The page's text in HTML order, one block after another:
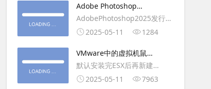
AutoCAD_2025.1.2_Update3、
复制Crack里面的文件到
AutoCAD安装目录里，覆盖同
名文件4、完最低
Adobe Photoshop
2025（v26.6.1）多语言
破解版下载
AdobePhotoshop2025发行
年：2025版本：26.6.1.7开发
平台：WindowsX64界面语
言：英语/匈牙利/匈牙利/越南/
荷兰/印尼/西班牙/西班牙语/意
2025-05-11 1284
VMware中的虚拟机鼠标
移动缓慢,VMware虚拟机
卡顿慢,鼠标移动卡顿问题
默认安装完ESX后再新建
WINDOWS虚拟主机，如
2025-05-11 7963